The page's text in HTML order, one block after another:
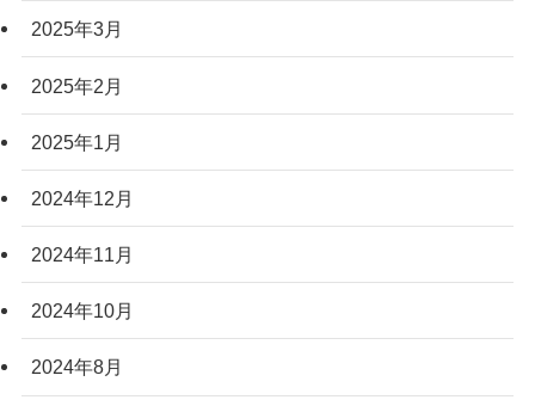
2025年3月
2025年2月
2025年1月
2024年12月
2024年11月
2024年10月
2024年8月